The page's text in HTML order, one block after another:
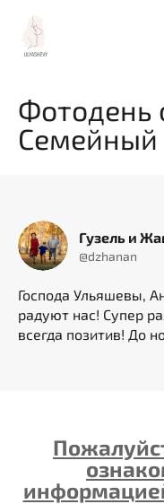
Фотодень
Семейный
Гузель и
@dzhanan
Господа Ульяшевы,
радуют нас! Супер
всегда позитив! До